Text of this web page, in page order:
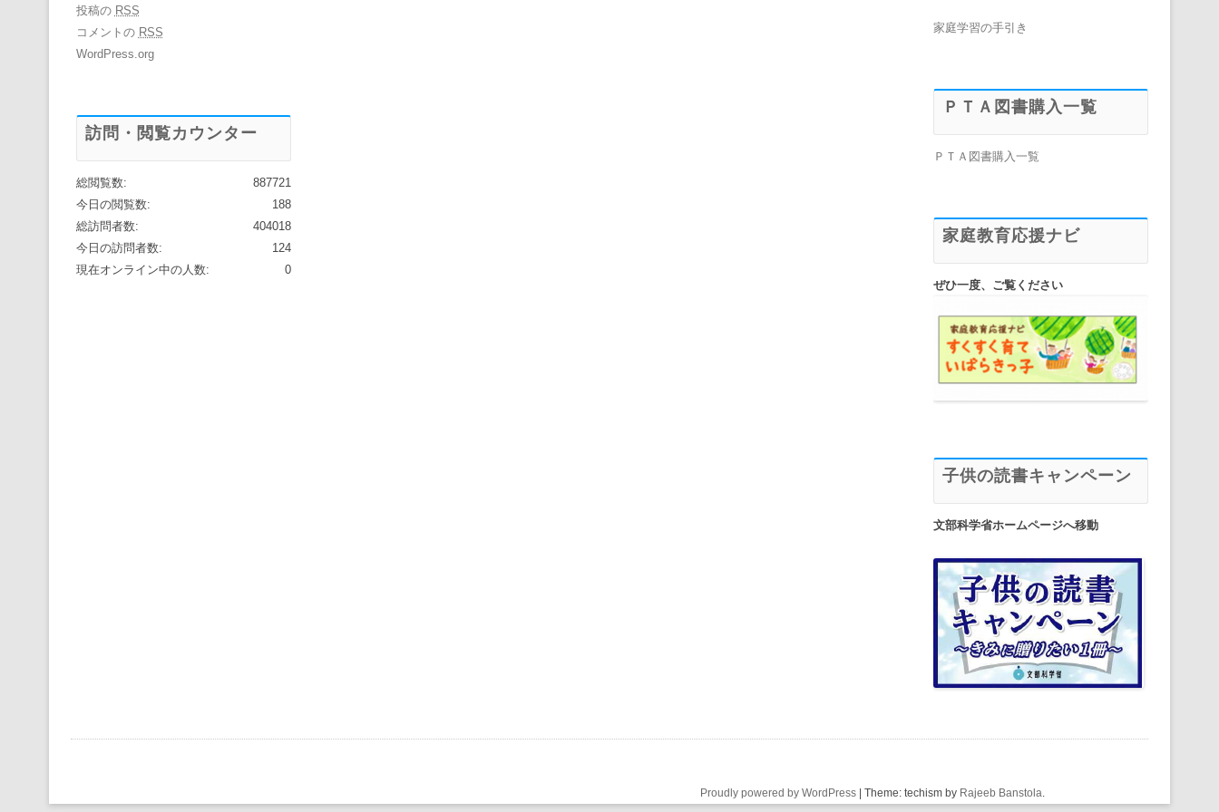
投稿の RSS
コメントの RSS
WordPress.org
訪問・閲覧カウンター
887721
総閲覧数:
188
今日の閲覧数:
404018
総訪問者数:
124
今日の訪問者数:
0
現在オンライン中の人数:
家庭学習の手引き
ＰＴＡ図書購入一覧
ＰＴＡ図書購入一覧
家庭教育応援ナビ
ぜひ一度、ご覧ください
子供の読書キャンペーン
文部科学省ホームページへ移動
Proudly powered by WordPress | Theme: techism by Rajeeb Banstola